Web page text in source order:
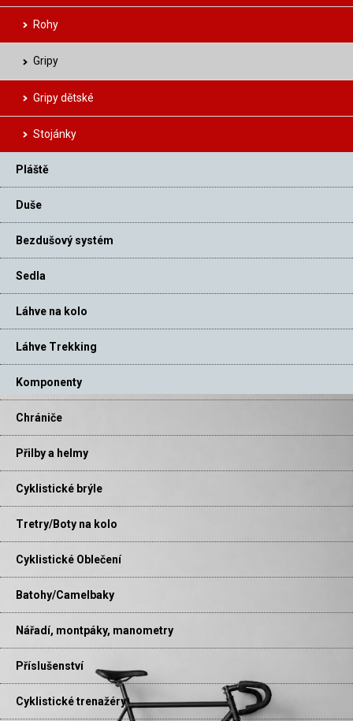
Rohy
Gripy
Gripy dětské
Stojánky
Pláště
Duše
Bezdušový systém
Sedla
Láhve na kolo
Láhve Trekking
Komponenty
Chrániče
Přilby a helmy
Cyklistické brýle
Tretry/Boty na kolo
Cyklistické Oblečení
Batohy/Camelbaky
Nářadí, montpáky, manometry
Příslušenství
Cyklistické trenažéry